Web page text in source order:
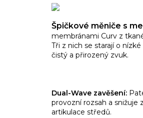
Špičkové měniče s
membránami Curv z
Tři z nich se starají o
čistý a přirozený zvuk.
Dual-Wave zavěšení:
provozní rozsah a snižuje
artikulace středů.